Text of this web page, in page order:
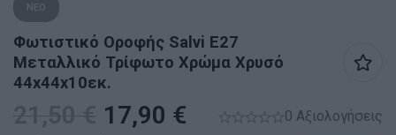
ΝΕΟ
Φωτιστικό Οροφής Salvi E27
Μεταλλικό Τρίφωτο Χρώμα Χρυσό
44x44x10εκ.
17,90 € 0 Αξιολογήσεις